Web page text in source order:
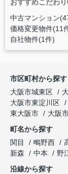
おすすめこだわ
中古マンション
価格変更物件(11
自社物件(1件)
市区町村から探す
大阪市城東区
大阪市東淀川区
東大阪市
大阪
町名から探す
関目
鴫野西
新森
中本
野
沿線から探す